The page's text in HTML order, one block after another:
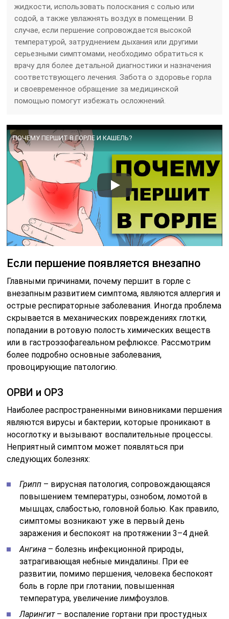
жидкости, использовать полоскания с солью или
содой, а также увлажнять воздух в помещении. В
случае, если першение сопровождается высокой
температурой, затруднением дыхания или другими
серьезными симптомами, необходимо обратиться к
врачу для более детальной диагностики и назначения
соответствующего лечения. Забота о здоровье горла
и своевременное обращение за медицинской
помощью помогут избежать осложнений.
ПОЧЕМУ ПЕРШИТ В ГОРЛЕ И КАШЕЛЬ?
Если першение появляется внезапно
Главными причинами, почему першит в горле с
внезапным развитием симптома, являются аллергия и
острые респираторные заболевания. Иногда проблема
скрывается в механических повреждениях глотки,
попадании в ротовую полость химических веществ
или в гастроэзофагеальном рефлюксе. Рассмотрим
более подробно основные заболевания,
провоцирующие патологию.
ОРВИ и ОРЗ
Наиболее распространенными виновниками першения
являются вирусы и бактерии, которые проникают в
носоглотку и вызывают воспалительные процессы.
Неприятный симптом может появляться при
следующих болезнях:
Грипп – вирусная патология, сопровождающаяся
повышением температуры, ознобом, ломотой в
мышцах, слабостью, головной болью. Как правило,
симптомы возникают уже в первый день
заражения и беспокоят на протяжении 3–4 дней.
Ангина – болезнь инфекционной природы,
затрагивающая небные миндалины. При ее
развитии, помимо першения, человека беспокоят
боль в горле при глотании, повышенная
температура, увеличение лимфоузлов.
Ларингит– воспаление гортани при простудных